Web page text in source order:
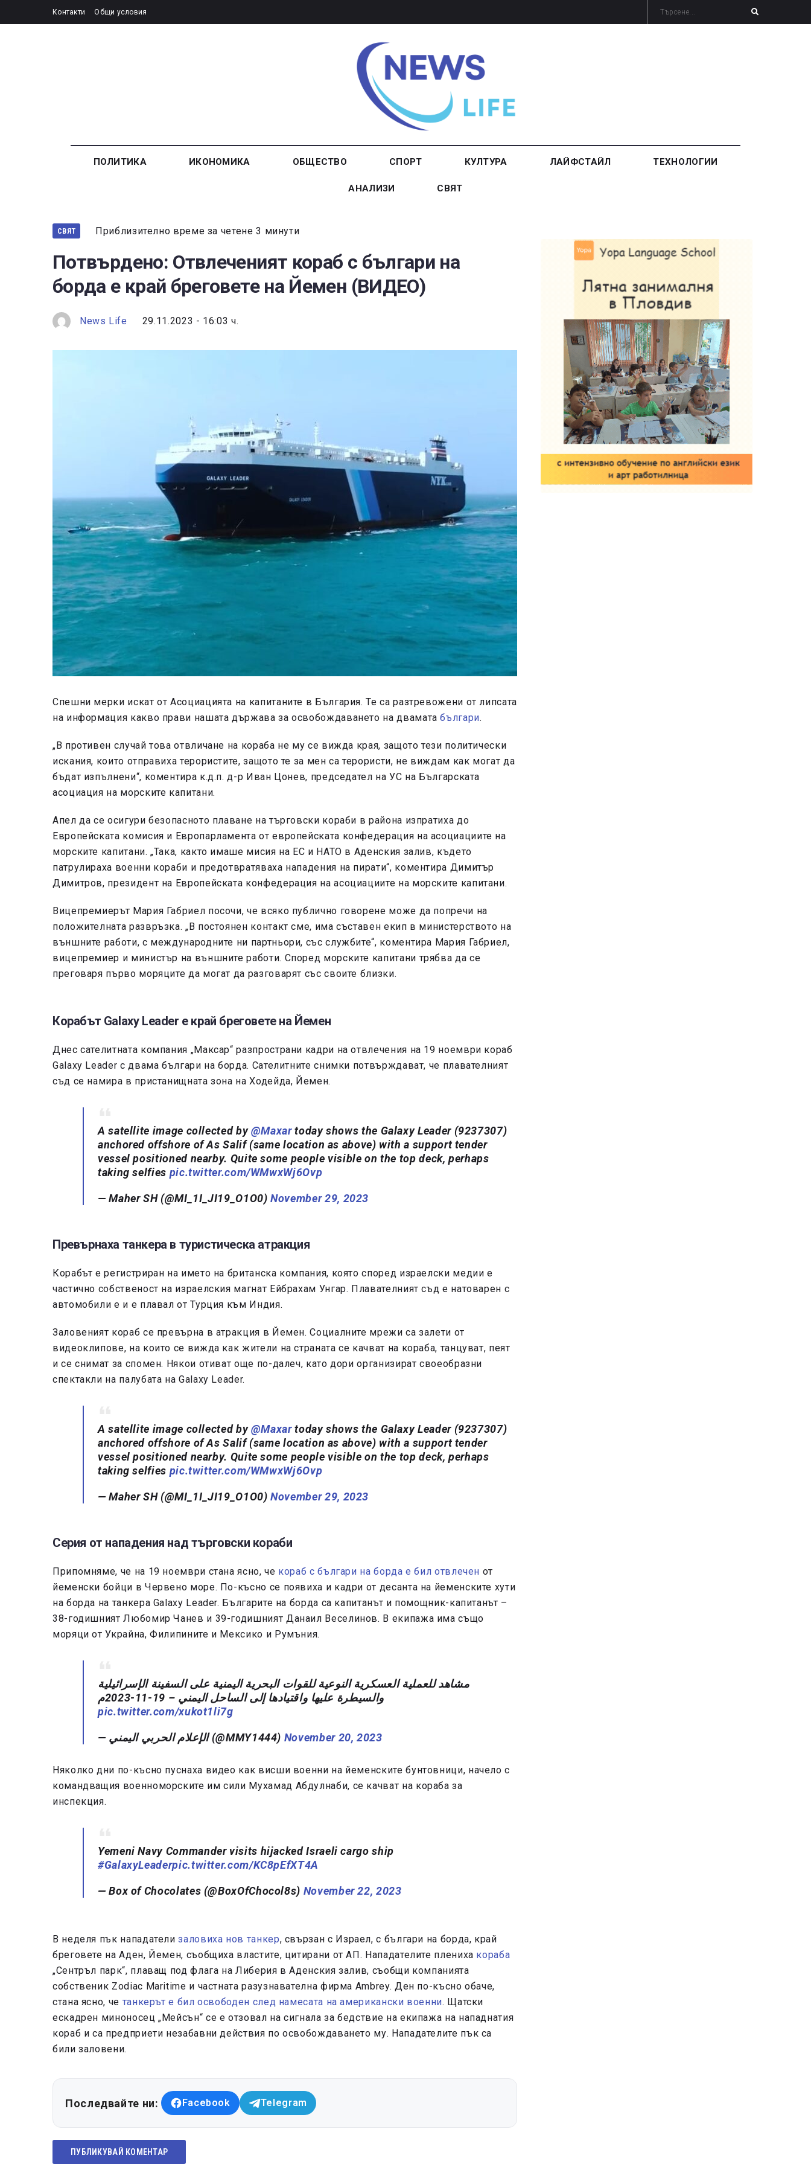
Контакти Общи условия
ПОЛИТИКА ИКОНОМИКА ОБЩЕСТВО СПОРТ КУЛТУРА ЛАЙФСТАЙЛ ТЕХНОЛОГИИ
АНАЛИЗИ СВЯТ
СВЯТ Приблизително време за четене 3 минути
Потвърдено: Отвлеченият кораб с българи на
борда е край бреговете на Йемен (ВИДЕО)
News Life 29.11.2023 - 16:03 ч.
Спешни мерки искат от Асоциацията на капитаните в България. Те са разтревожени от липсата
на информация какво прави нашата държава за освобождаването на дваматабългари.
„В противен случай това отвличане на кораба не му се вижда края, защото тези политически
искания, които отправиха терористите, защото те за мен са терористи, не виждам как могат да
бъдат изпълнени“, коментира к.д.п. д-р Иван Цонев, председател на УС на Българската
асоциация на морските капитани.
Апел да се осигури безопасното плаване на търговски кораби в района изпратиха до
Европейската комисия и Европарламента от европейската конфедерация на асоциациите на
морските капитани. „Така, както имаше мисия на ЕС и НАТО в Аденския залив, където
патрулираха военни кораби и предотвратяваха нападения на пирати“, коментира Димитър
Димитров, президент на Европейската конфедерация на асоциациите на морските капитани.
Вицепремиерът Мария Габриел посочи, че всяко публично говорене може да попречи на
положителната развръзка. „В постоянен контакт сме, има съставен екип в министерството на
външните работи, с международните ни партньори, със службите“, коментира Мария Габриел,
вицепремиер и министър на външните работи. Според морските капитани трябва да се
преговаря първо моряците да могат да разговарят със своите близки.
Корабът Galaxy Leader е край бреговете на Йемен
Днес сателитната компания „Максар“ разпространи кадри на отвлечения на 19 ноември кораб
Galaxy Leader с двама българи на борда. Сателитните снимки потвърждават, че плавателният
съд се намира в пристанищната зона на Ходейда, Йемен.
A satellite image collected by@Maxartoday shows the Galaxy Leader (9237307)
anchored offshore of As Salif (same location as above) with a support tender
vessel positioned nearby. Quite some people visible on the top deck, perhaps
taking selfies pic.twitter.com/WMwxWj6Ovp
— Maher SH (@MI_1I_JI19_O1O0)November 29, 2023
Превърнаха танкера в туристическа атракция
Корабът е регистриран на името на британска компания, която според израелски медии е
частично собственост на израелския магнат Ейбрахам Унгар. Плавателният съд е натоварен с
автомобили е и е плавал от Турция към Индия.
Заловеният кораб се превърна в атракция в Йемен. Социалните мрежи са залети от
видеоклипове, на които се вижда как жители на страната се качват на кораба, танцуват, пеят
и се снимат за спомен. Някои отиват още по-далеч, като дори организират своеобразни
спектакли на палубата на Galaxy Leader.
A satellite image collected by@Maxartoday shows the Galaxy Leader (9237307)
anchored offshore of As Salif (same location as above) with a support tender
vessel positioned nearby. Quite some people visible on the top deck, perhaps
taking selfies pic.twitter.com/WMwxWj6Ovp
— Maher SH (@MI_1I_JI19_O1O0)November 29, 2023
Серия от нападения над търговски кораби
Припомняме, че на 19 ноември стана ясно, че кораб с българи на борда е бил отвлечен от
йеменски бойци в Червено море. По-късно се появиха и кадри от десанта на йеменските хути
на борда на танкера Galaxy Leader. Българите на борда са капитанът и помощник-капитанът –
38-годишният Любомир Чанев и 39-годишният Данаил Веселинов. В екипажа има също
моряци от Украйна, Филипините и Мексико и Румъния.
مشاهد للعملية العسكرية النوعية للقوات البحرية اليمنية على السفينة الإسرائيلية
والسيطرة عليها واقتيادها إلى الساحل اليمني – 19-11-2023م
pic.twitter.com/xukot1li7g
— الإعلام الحربي اليمني (@MMY1444) November 20, 2023
Няколко дни по-късно пуснаха видео как висши военни на йеменските бунтовници, начело с
командващия военноморските им сили Мухамад Абдулнаби, се качват на кораба за
инспекция.
Yemeni Navy Commander visits hijacked Israeli cargo ship
#GalaxyLeaderpic.twitter.com/KC8pEfXT4A
— Box of Chocolates (@BoxOfChocol8s) November 22, 2023
В неделя пък нападателизаловиха нов танкер, свързан с Израел, с българи на борда, край
бреговете на Аден, Йемен, съобщиха властите, цитирани от АП. Нападателите плениха кораба
„Сентръл парк“, плаващ под флага на Либерия в Аденския залив, съобщи компанията
собственик Zodiac Maritime и частната разузнавателна фирма Ambrey. Ден по-късно обаче,
стана ясно, че танкерът е бил освободен след намесата на американски военни. Щатски
ескадрен миноносец „Мейсън“ се е отзовал на сигнала за бедствие на екипажа на нападнатия
кораб и са предприети незабавни действия по освобождаването му. Нападателите пък са
били заловени.
Последвайте ни: Facebook Telegram
ПУБЛИКУВАЙ КОМЕНТАР